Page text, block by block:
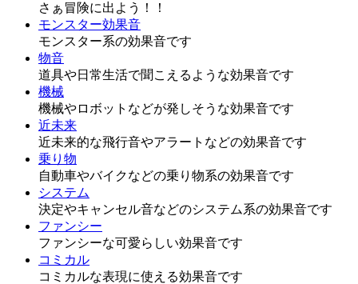
さぁ冒険に出よう！！
モンスター効果音
モンスター系の効果音です
物音
道具や日常生活で聞こえるような効果音です
機械
機械やロボットなどが発しそうな効果音です
近未来
近未来的な飛行音やアラートなどの効果音です
乗り物
自動車やバイクなどの乗り物系の効果音です
システム
決定やキャンセル音などのシステム系の効果音です
ファンシー
ファンシーな可愛らしい効果音です
コミカル
コミカルな表現に使える効果音です